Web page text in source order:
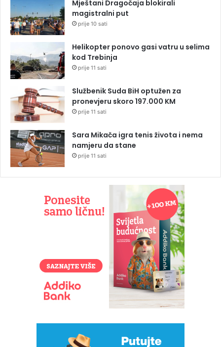
Mještani Dragočaja blokirali
magistralni put
prije 10 sati
Helikopter ponovo gasi vatru u selima
kod Trebinja
prije 11 sati
Službenik Suda BiH optužen za
pronevjeru skoro 197.000 KM
prije 11 sati
Sara Mikača igra tenis života i nema
namjeru da stane
prije 11 sati